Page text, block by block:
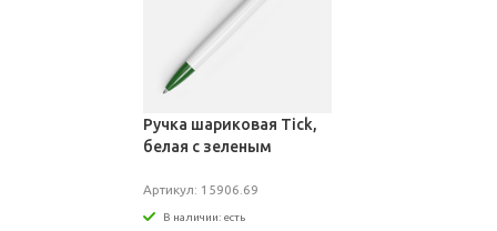
Ручка шариковая Tick,
белая с зеленым
Артикул: 15906.69
В наличии: есть